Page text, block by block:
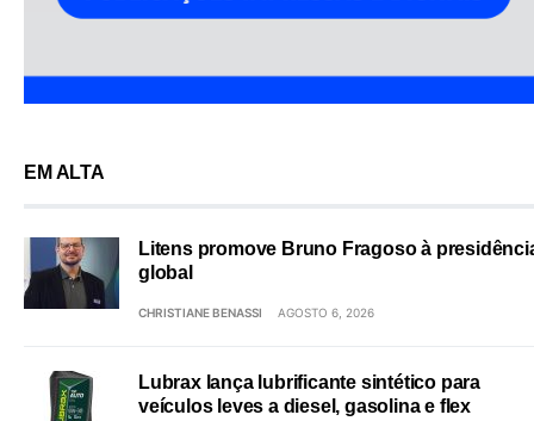
EM ALTA
Litens promove Bruno Fragoso à
global
CHRISTIANE BENASSI AGOSTO 6, 2026
Lubrax lança lubrificante sintético para
veículos leves a diesel, gasolina e flex